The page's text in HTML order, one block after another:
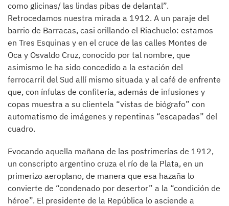
como glicinas/ las lindas pibas de delantal”.
Retrocedamos nuestra mirada a 1912. A un paraje del
barrio de Barracas, casi orillando el Riachuelo: estamos
en Tres Esquinas y en el cruce de las calles Montes de
Oca y Osvaldo Cruz, conocido por tal nombre, que
asimismo le ha sido concedido a la estación del
ferrocarril del Sud allí mismo situada y al café de enfrente
que, con ínfulas de confitería, además de infusiones y
copas muestra a su clientela “vistas de biógrafo” con
automatismo de imágenes y repentinas “escapadas” del
cuadro.
Evocando aquella mañana de las postrimerías de 1912,
un conscripto argentino cruza el río de la Plata, en un
primerizo aeroplano, de manera que esa hazaña lo
convierte de “condenado por desertor” a la “condición de
héroe”. El presidente de la República lo asciende a